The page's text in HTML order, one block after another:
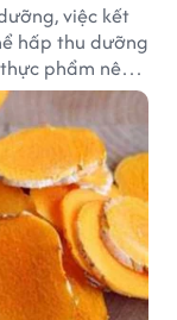
việc kết
hấp thu dưỡng
phẩm nên